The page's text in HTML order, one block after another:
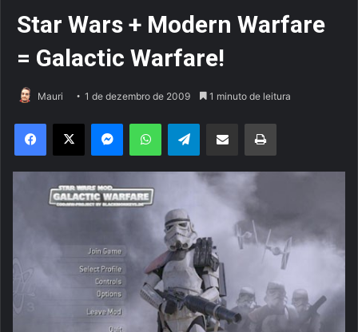
Star Wars + Modern Warfare
= Galactic Warfare!
Mauri 1 de dezembro de 2009 1 minuto de leitura